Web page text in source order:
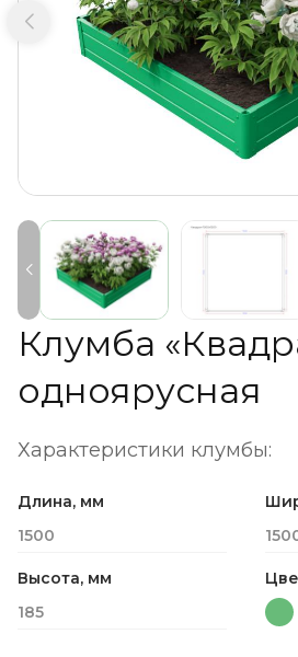
Клумба
одноярусная
Характеристики клумбы:
Длина, мм
1500
Высота, мм
185